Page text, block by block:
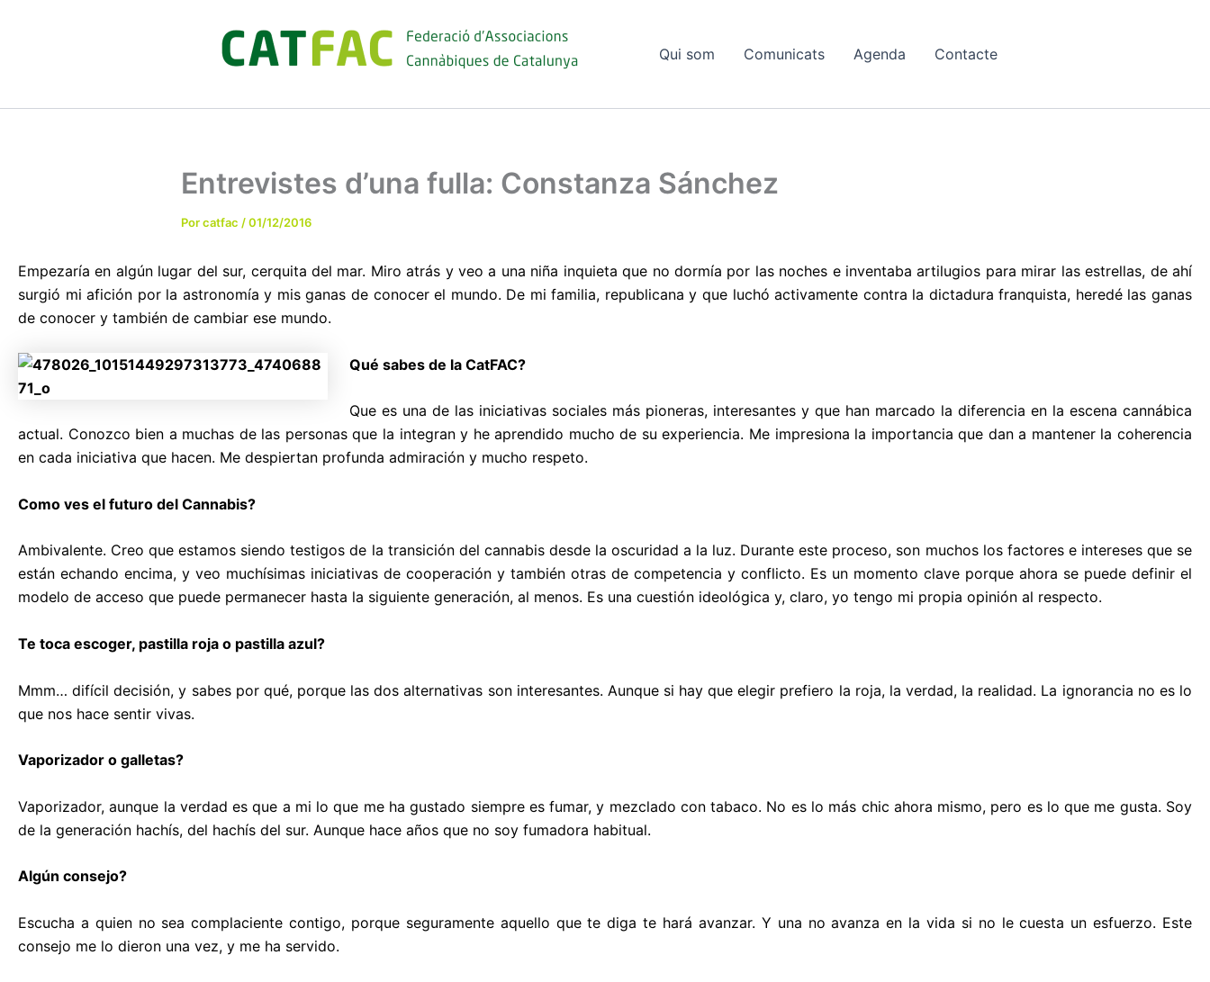
Qui som Comunicats Agenda Contacte
Entrevistes d’una fulla: Constanza Sánchez
Porcatfac /01/12/2016
Empezaría en algún lugar del sur, cerquita del mar. Miro atrás y veo a una niña inquieta que no dormía por las noches e inventaba artilugios para mirar las estrellas, de ahí
surgió mi afición por la astronomía y mis ganas de conocer el mundo. De mi familia, republicana y que luchó activamente contra la dictadura franquista, heredé las ganas
de conocer y también de cambiar ese mundo.
Qué sabes de la CatFAC?
Que es una de las iniciativas sociales más pioneras, interesantes y que han marcado la diferencia en la escena cannábica
actual. Conozco bien a muchas de las personas que la integran y he aprendido mucho de su experiencia. Me impresiona la importancia que dan a mantener la coherencia
en cada iniciativa que hacen. Me despiertan profunda admiración y mucho respeto.
Como ves el futuro del Cannabis?
Ambivalente. Creo que estamos siendo testigos de la transición del cannabis desde la oscuridad a la luz. Durante este proceso, son muchos los factores e intereses que se
están echando encima, y veo muchísimas iniciativas de cooperación y también otras de competencia y conflicto. Es un momento clave porque ahora se puede definir el
modelo de acceso que puede permanecer hasta la siguiente generación, al menos. Es una cuestión ideológica y, claro, yo tengo mi propia opinión al respecto.
Te toca escoger, pastilla roja o pastilla azul?
Mmm… difícil decisión, y sabes por qué, porque las dos alternativas son interesantes. Aunque si hay que elegir prefiero la roja, la verdad, la realidad. La ignorancia no es lo
que nos hace sentir vivas.
Vaporizador o galletas?
Vaporizador, aunque la verdad es que a mi lo que me ha gustado siempre es fumar, y mezclado con tabaco. No es lo más chic ahora mismo, pero es lo que me gusta. Soy
de la generación hachís, del hachís del sur. Aunque hace años que no soy fumadora habitual.
Algún consejo?
Escucha a quien no sea complaciente contigo, porque seguramente aquello que te diga te hará avanzar. Y una no avanza en la vida si no le cuesta un esfuerzo. Este
consejo me lo dieron una vez, y me ha servido.